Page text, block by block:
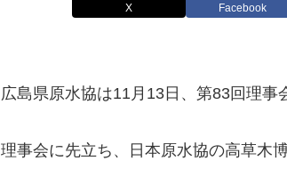
X Facebook
広島県原水協は11月13日、第83回理事
理事会に先立ち、日本原水協の高草木